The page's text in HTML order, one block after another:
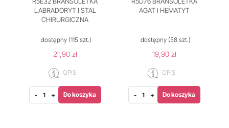
LABRADORYT I STAL
CHIRURGICZNA
dostępny (115 szt.)
21,90 zł
OPIS
- + Do koszyka
AGAT I HEMATYT
dostępny(58 szt.)
19,90 zł
OPIS
- + Do koszyka